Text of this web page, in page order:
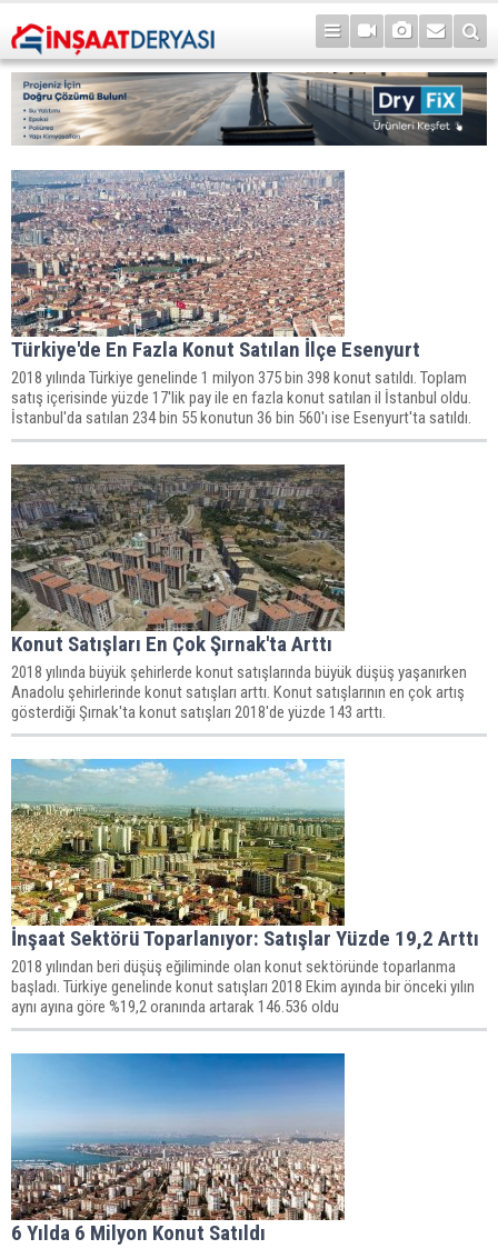
Türkiye'de En Fazla Konut Satılan İlçe Esenyurt
2018 yılında Türkiye genelinde 1 milyon 375 bin 398 konut satıldı. Toplam
satış içerisinde yüzde 17'lik pay ile en fazla konut satılan il İstanbul oldu.
İstanbul'da satılan 234 bin 55 konutun 36 bin 560'ı ise Esenyurt'ta satıldı.
Konut Satışları En Çok Şırnak'ta Arttı
2018 yılında büyük şehirlerde konut satışlarında büyük düşüş yaşanırken
Anadolu şehirlerinde konut satışları arttı. Konut satışlarının en çok artış
gösterdiği Şırnak'ta konut satışları 2018'de yüzde 143 arttı.
İnşaat Sektörü Toparlanıyor: Satışlar Yüzde 19,2 Arttı
2018 yılından beri düşüş eğiliminde olan konut sektöründe toparlanma
başladı. Türkiye genelinde konut satışları 2018 Ekim ayında bir önceki yılın
aynı ayına göre %19,2 oranında artarak 146.536 oldu
6 Yılda 6 Milyon Konut Satıldı